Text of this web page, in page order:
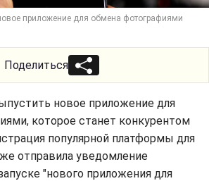
приложение для обмена фотографиями
Поделиться
новое приложение для
которое станет конкурентом
популярной платформы для
отправила уведомление
"нового приложения для